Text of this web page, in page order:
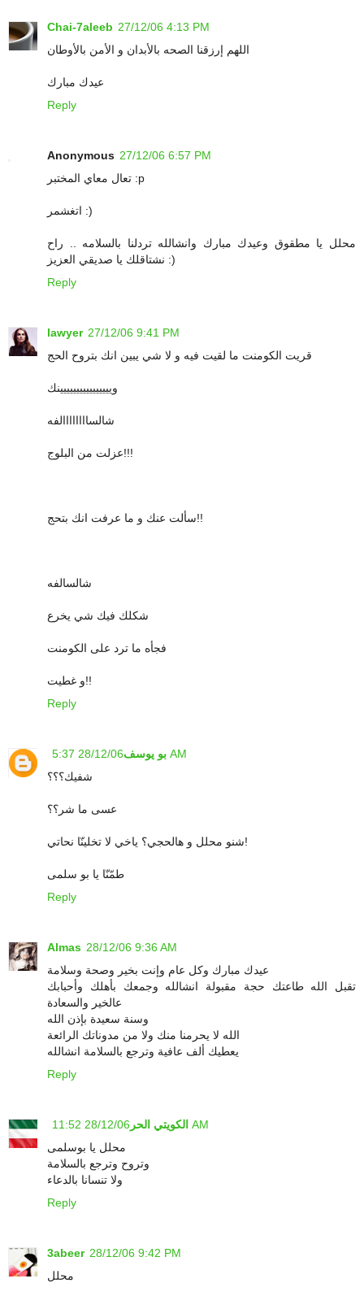
Chai-7aleeb 27/12/06 4:13 PM
اللهم إرزقنا الصحه بالأبدان و الأمن بالأوطان
عيدك مبارك
Reply
Anonymous 27/12/06 6:57 PM
تعال معاي المختبر :p
اتغشمر :)
محلل يا مطقوق وعيدك مبارك وانشالله تردلنا بالسلامه .. راح
نشتاقلك يا صديقي العزيز :)
Reply
lawyer 27/12/06 9:41 PM
قريت الكومنت ما لقيت فيه و لا شي يبين انك بتروح الحج
ويييييييييييييييينك
شالساااااااالفه
عزلت من البلوج!!!
سألت عنك و ما عرفت انك بتحج!!
شالسالفه
شكلك فيك شي يخرع
فجأه ما ترد على الكومنت
و غطيت!!
Reply
بو يوسف 28/12/06 5:37 AM
شفيك؟؟؟
عسى ما شر؟؟
شنو محلل و هالحجي؟ ياخي لا تخلينّا نحاتي!
طمّنّا يا بو سلمى
Reply
Almas 28/12/06 9:36 AM
عيدك مبارك وكل عام وإنت بخير وصحة وسلامة
تقبل الله طاعتك حجة مقبولة انشالله وجمعك بأهلك وأحبابك
عالخير والسعادة
وسنة سعيدة بإذن الله
الله لا يحرمنا منك ولا من مدوناتك الرائعة
يعطيك ألف عافية وترجع بالسلامة انشالله
Reply
الكويتي الحر 28/12/06 11:52 AM
محلل يا بوسلمى
وتروح وترجع بالسلامة
ولا تنسانا بالدعاء
Reply
3abeer 28/12/06 9:42 PM
محلل